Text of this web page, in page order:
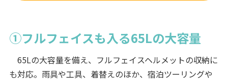
①フルフェイスも入る65Lの大容量
65Lの大容量を備え、フルフェイスヘルメットの収納に
も対応。雨具や工具、着替えのほか、宿泊ツーリングや